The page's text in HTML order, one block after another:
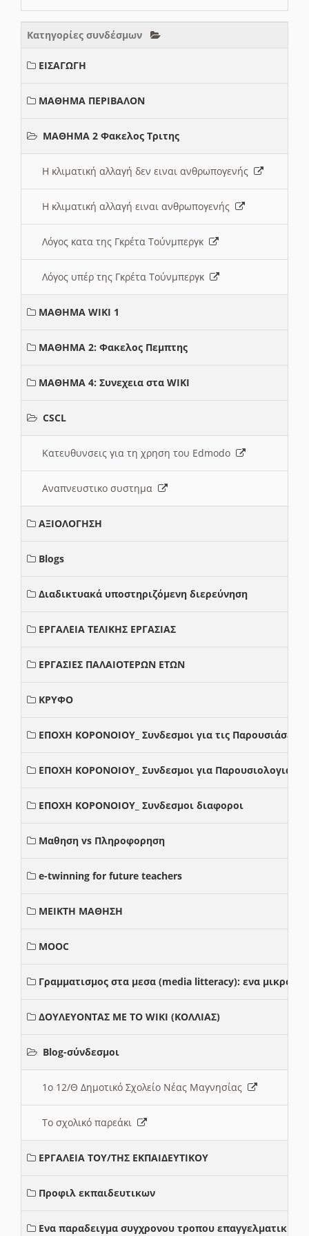
Κατηγορίες συνδέσμων
ΕΙΣΑΓΩΓΗ
ΜΑΘΗΜΑ ΠΕΡΙΒΑΛΟΝ
ΜΑΘΗΜΑ 2 Φακελος Τριτης
Η κλιματική αλλαγή δεν ειναι ανθρωπογενής
Η κλιματική αλλαγή ειναι ανθρωπογενής
Λόγος κατα της Γκρέτα Τούνμπεργκ
Λόγος υπέρ της Γκρέτα Τούνμπεργκ
ΜΑΘΗΜΑ WIKI 1
ΜΑΘΗΜΑ 2: Φακελος Πεμπτης
ΜΑΘΗΜΑ 4: Συνεχεια στα WIKI
CSCL
Κατευθυνσεις για τη χρηση του Edmodo
Αναπνευστικο συστημα
ΑΞΙΟΛΟΓΗΣΗ
Blogs
Διαδικτυακά υποστηριζόμενη διερεύνηση
ΕΡΓΑΛΕΙΑ ΤΕΛΙΚΗΣ ΕΡΓΑΣΙΑΣ
ΕΡΓΑΣΙΕΣ ΠΑΛΑΙΟΤΕΡΩΝ ΕΤΩΝ
ΚΡΥΦΟ
ΕΠΟΧΗ ΚΟΡΟΝΟΙΟΥ_ Συνδεσμοι για τις Παρουσιάσεις
ΕΠΟΧΗ ΚΟΡΟΝΟΙΟΥ_ Συνδεσμοι για Παρουσιολογια
ΕΠΟΧΗ ΚΟΡΟΝΟΙΟΥ_ Συνδεσμοι διαφοροι
Μαθηση vs Πληροφορηση
e-twinning for future teachers
ΜΕΙΚΤΗ ΜΑΘΗΣΗ
MOOC
Γραμματισμος στα μεσα (media litteracy): ενα μικρο
ΔΟΥΛΕΥΟΝΤΑΣ ΜΕ ΤΟ WIKI (ΚΟΛΛΙΑΣ)
Blog-σύνδεσμοι
1ο 12/Θ Δημοτικό Σχολείο Νέας Μαγνησίας
Το σχολικό παρεάκι
ΕΡΓΑΛΕΙΑ ΤΟΥ/ΤΗΣ ΕΚΠΑΙΔΕΥΤΙΚΟΥ
Προφιλ εκπαιδευτικων
Ενα παραδειγμα συγχρονου τροπου επαγγελματικης